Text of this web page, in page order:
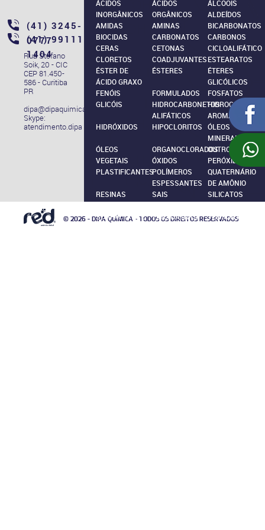
(41) 3245-
0777
(41) 99111–
1404
Rua Stefano
Soik, 20 - CIC
CEP 81.450-
586 - Curitiba
PR
dipa@dipaquimica.com.br
Skype:
atendimento.dipa
ÁCIDOS
INORGÂNICOS
ÁCIDOS
ORGÂNICOS
ÁLCOOIS
ALDEÍDOS
AMIDAS
AMINAS
BICARBONATOS
BIOCIDAS
CARBONATOS
CARBONOS
CERAS
CETONAS
CICLOALIFÁTICO
CLORETOS
COADJUVANTESESTEARATOS
ÉSTER DE
ÁCIDO GRAXO
ÉSTERES
ÉTERES
GLICÓLICOS
FENÓIS
FORMULADOS
FOSFATOS
GLICÓIS
HIDROCARBONETOS
ALIFÁTICOS
AROMÁTICOS
HIDRÓXIDOS
HIPOCLORITOS
ÓLEOS
MINERAIS
ÓLEOS
VEGETAIS
ORGANOCLORADOSOUTROS
ÓXIDOS
PERÓXIDOS
PLASTIFICANTESPOLÍMEROS
ESPESSANTES
QUATERNÁRIO
DE AMÔNIO
RESINAS
SAIS
SILICATOS
SURFACTANTE
TENSOATIVOS
TENSOATIVOS
© 2026 - DIPA QUÍMICA - TODOS OS DIREITOS RESERVADOS